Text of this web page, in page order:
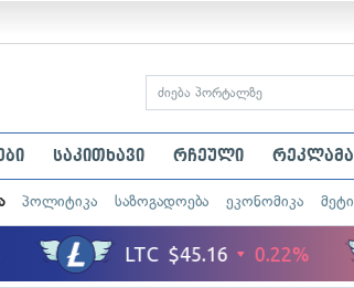
საკითხავი რჩეული რეკლამა
პოლიტიკა საზოგადოება ეკონომიკა მეტი